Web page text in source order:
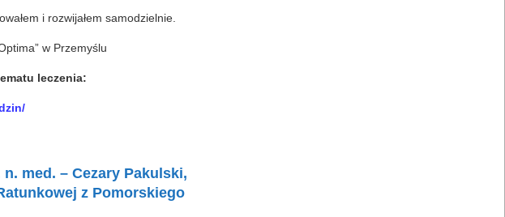
i rozwijałem samodzielnie.
w Przemyślu
leczenia:
med. – Cezary Pakulski,
z Pomorskiego